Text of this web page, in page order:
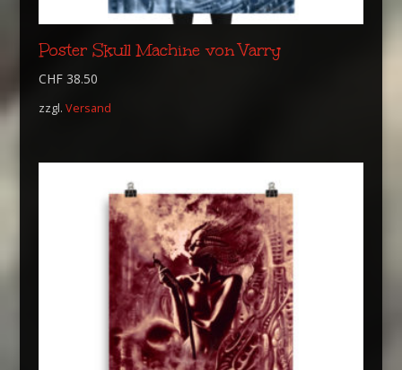
Poster Skull Machine von Varry
CHF38.50
zzgl. Versand